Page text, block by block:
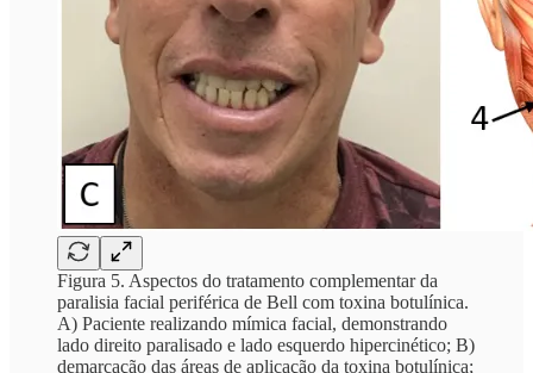
Figura 5. Aspectos do tratamento complementar da
paralisia facial periférica de Bell com toxina botulínica.
A) Paciente realizando mímica facial, demonstrando
lado direito paralisado e lado esquerdo hipercinético; B)
demarcação das áreas de aplicação da toxina botulínica;